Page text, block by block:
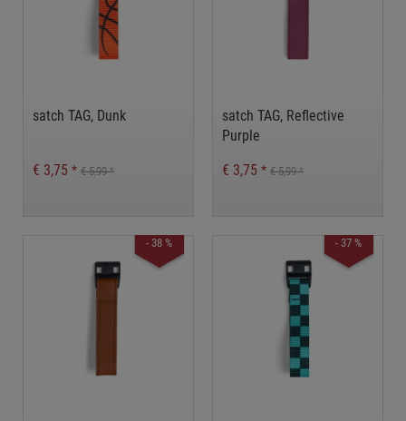
satch TAG, Dunk
€ 3,75 * € 5,99*
satch TAG, Reflective
Purple
€ 3,75 * € 5,99*
- 38 % - 37 %